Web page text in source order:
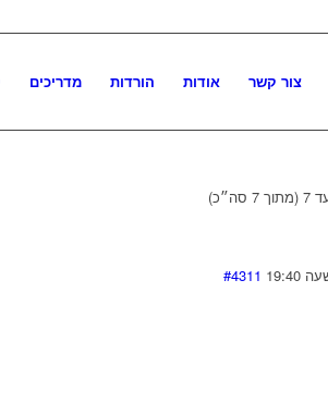
מדריכים הורדות אודות צור קשר
#4311